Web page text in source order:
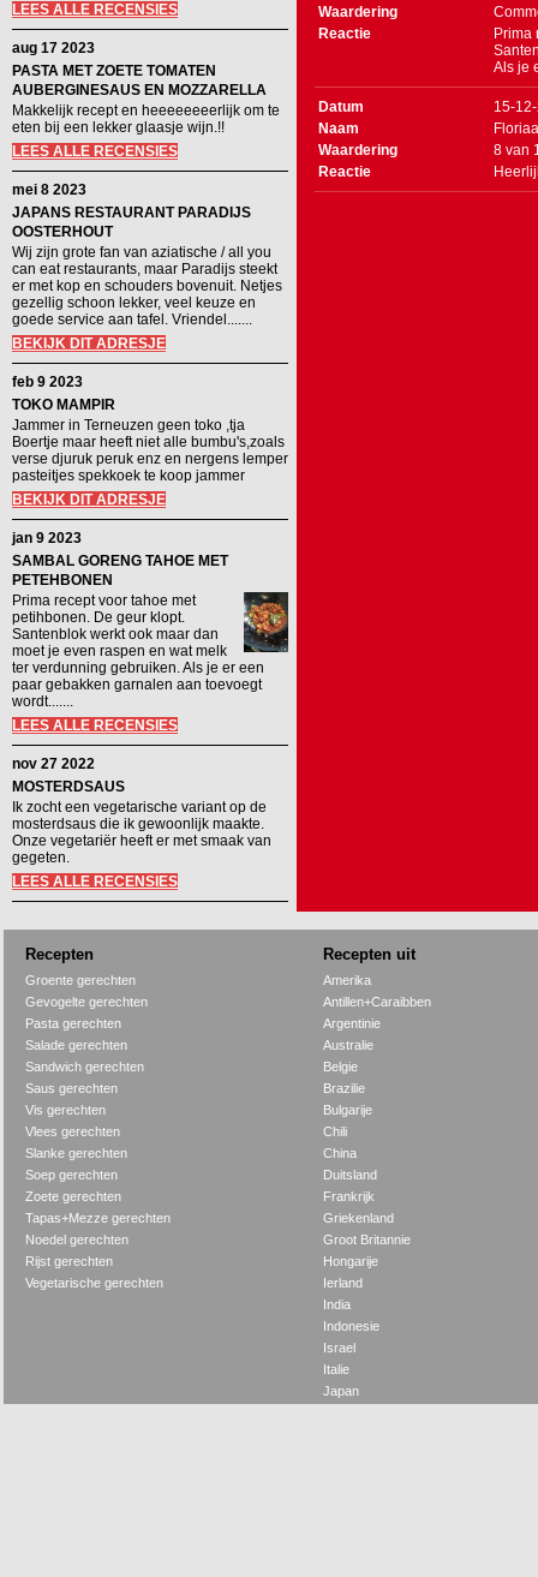
LEES ALLE RECENSIES
aug 17 2023
PASTA MET ZOETE TOMATEN
AUBERGINESAUS EN MOZZARELLA
Makkelijk recept en heeeeeeeerlijk om te
eten bij een lekker glaasje wijn.!!
LEES ALLE RECENSIES
mei 8 2023
JAPANS RESTAURANT PARADIJS
OOSTERHOUT
Wij zijn grote fan van aziatische / all you
can eat restaurants, maar Paradijs steekt
er met kop en schouders bovenuit. Netjes
gezellig schoon lekker, veel keuze en
goede service aan tafel. Vriendel.......
BEKIJK DIT ADRESJE
feb 9 2023
TOKO MAMPIR
Jammer in Terneuzen geen toko ,tja
Boertje maar heeft niet alle bumbu's,zoals
verse djuruk peruk enz en nergens lemper
pasteitjes spekkoek te koop jammer
BEKIJK DIT ADRESJE
jan 9 2023
SAMBAL GORENG TAHOE MET
PETEHBONEN
Prima recept voor tahoe met
petihbonen. De geur klopt.
Santenblok werkt ook maar dan
moet je even raspen en wat melk
ter verdunning gebruiken. Als je er een
paar gebakken garnalen aan toevoegt
wordt.......
LEES ALLE RECENSIES
nov 27 2022
MOSTERDSAUS
Ik zocht een vegetarische variant op de
mosterdsaus die ik gewoonlijk maakte.
Onze vegetariër heeft er met smaak van
gegeten.
LEES ALLE RECENSIES
Waardering
Reactie
Prima
Als je
Datum
15-
Naam
Waardering
8 van
Reactie
Recepten Recepten uit
Groente gerechten
Gevogelte gerechten
Pasta gerechten
Salade gerechten
Sandwich gerechten
Saus gerechten
Vis gerechten
Vlees gerechten
Slanke gerechten
Soep gerechten
Zoete gerechten
Tapas+Mezze gerechten
Noedel gerechten
Rijst gerechten
Vegetarische gerechten
Amerika
Antillen+Caraibben
Argentinie
Australie
Belgie
Brazilie
Bulgarije
Chili
China
Duitsland
Frankrijk
Griekenland
Groot Britannie
Hongarije
Ierland
India
Indonesie
Israel
Italie
Japan